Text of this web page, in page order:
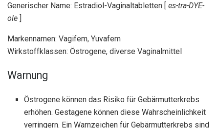
Generischer Name: Estradiol-Vaginaltabletten [ es-tra-DYE-
ole ]
Markennamen: Vagifem, Yuvafem
Wirkstoffklassen: Östrogene, diverse Vaginalmittel
Warnung
Östrogene können das Risiko für Gebärmutterkrebs
erhöhen. Gestagene können diese Wahrscheinlichkeit
verringern. Ein Warnzeichen für Gebärmutterkrebs sind